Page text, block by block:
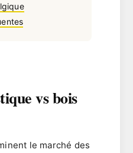
vs bois
le marché des